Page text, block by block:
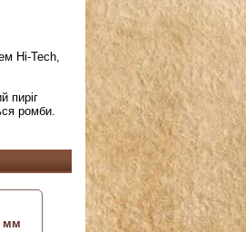
Hi-Tech,
пиріг
ромби.
мм